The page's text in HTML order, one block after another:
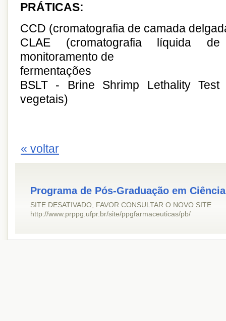
PRÁTICAS:
CCD (cromatografia de camada
CLAE (cromatografia líquida
monitoramento de
fermentações
BSLT - Brine Shrimp Lethality
vegetais)
« voltar
Programa de Pós-Graduação em
SITE DESATIVADO, FAVOR CONSULTAR O NOVO SITE
http://www.prppg.ufpr.br/site/ppgfarmaceuticas/pb/